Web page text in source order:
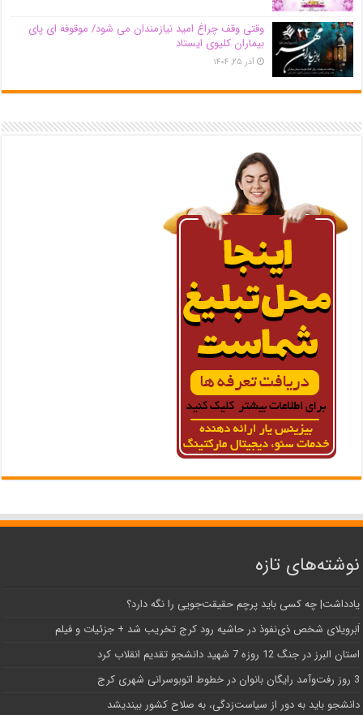
وقتی وقف چراغ امید نیازمندان می شود/ موقوفه ای پای
بیماران کلیوی ایستاد
آذر ۲۵, ۱۴۰۴
نوشته‌های تازه
یادداشت| ‌چه کسی باید پرچم حقیقت‌جویی را نگه دارد؟
اَبَر‌ویلای شخص ذی‌نفوذ در حاشیه‌ رود کرج تخریب شد + جزئیات و فیلم
استان البرز در جنگ 12 روزه 7 شهید دانشجو تقدیم انقلاب کرد
3 روز رفت‌وآمد رایگان بانوان در خطوط اتوبوسرانی شهری کرج
دانشجو باید به دور از سیاست‌زدگی، به صلاح کشور بیندیشد